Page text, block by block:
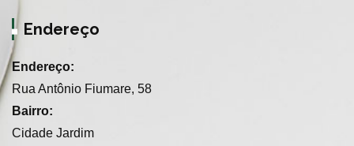
Endereço
Endereço:
Rua Antônio Fiumare, 58
Bairro:
Cidade Jardim